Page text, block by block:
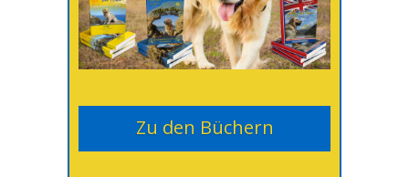
Zu den Büchern